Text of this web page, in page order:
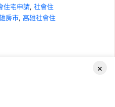
住宅申請, 社會住
房市, 高雄社會住
×